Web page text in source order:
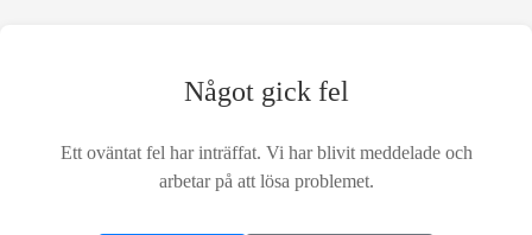
Något gick fel
Ett oväntat fel har inträffat. Vi har blivit meddelade och
arbetar på att lösa problemet.